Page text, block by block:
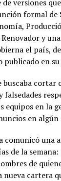
versiones
formal de
y
el país,
publicado en
cortar
falsedades
equipos en la
en algún
comunicó una
de la
de
nueva cartera